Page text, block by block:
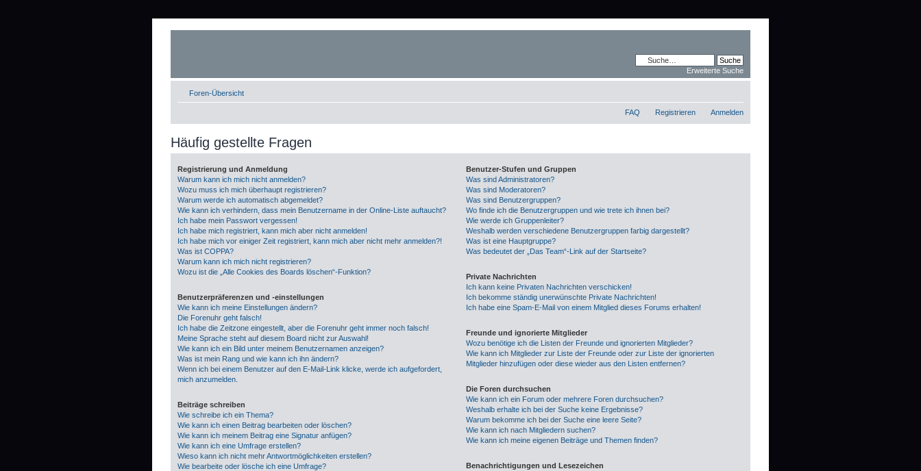
Erweiterte Suche
Foren-Übersicht
FAQ Registrieren Anmelden
Häufig gestellte Fragen
Registrierung und Anmeldung
Warum kann ich mich nicht anmelden?
Wozu muss ich mich überhaupt registrieren?
Warum werde ich automatisch abgemeldet?
Wie kann ich verhindern, dass mein Benutzername in der Online-Liste auftaucht?
Ich habe mein Passwort vergessen!
Ich habe mich registriert, kann mich aber nicht anmelden!
Ich habe mich vor einiger Zeit registriert, kann mich aber nicht mehr anmelden?!
Was ist COPPA?
Warum kann ich mich nicht registrieren?
Wozu ist die „Alle Cookies des Boards löschen“-Funktion?
Benutzerpräferenzen und -einstellungen
Wie kann ich meine Einstellungen ändern?
Die Forenuhr geht falsch!
Ich habe die Zeitzone eingestellt, aber die Forenuhr geht immer noch falsch!
Meine Sprache steht auf diesem Board nicht zur Auswahl!
Wie kann ich ein Bild unter meinem Benutzernamen anzeigen?
Was ist mein Rang und wie kann ich ihn ändern?
Wenn ich bei einem Benutzer auf den E-Mail-Link klicke, werde ich aufgefordert,
mich anzumelden.
Beiträge schreiben
Wie schreibe ich ein Thema?
Wie kann ich einen Beitrag bearbeiten oder löschen?
Wie kann ich meinem Beitrag eine Signatur anfügen?
Wie kann ich eine Umfrage erstellen?
Wieso kann ich nicht mehr Antwortmöglichkeiten erstellen?
Wie bearbeite oder lösche ich eine Umfrage?
Benutzer-Stufen und Gruppen
Was sind Administratoren?
Was sind Moderatoren?
Was sind Benutzergruppen?
Wo finde ich die Benutzergruppen und wie trete ich ihnen bei?
Wie werde ich Gruppenleiter?
Weshalb werden verschiedene Benutzergruppen farbig dargestellt?
Was ist eine Hauptgruppe?
Was bedeutet der „Das Team“-Link auf der Startseite?
Private Nachrichten
Ich kann keine Privaten Nachrichten verschicken!
Ich bekomme ständig unerwünschte Private Nachrichten!
Ich habe eine Spam-E-Mail von einem Mitglied dieses Forums erhalten!
Freunde und ignorierte Mitglieder
Wozu benötige ich die Listen der Freunde und ignorierten Mitglieder?
Wie kann ich Mitglieder zur Liste der Freunde oder zur Liste der ignorierten
Mitglieder hinzufügen oder diese wieder aus den Listen entfernen?
Die Foren durchsuchen
Wie kann ich ein Forum oder mehrere Foren durchsuchen?
Weshalb erhalte ich bei der Suche keine Ergebnisse?
Warum bekomme ich bei der Suche eine leere Seite?
Wie kann ich nach Mitgliedern suchen?
Wie kann ich meine eigenen Beiträge und Themen finden?
Benachrichtigungen und Lesezeichen